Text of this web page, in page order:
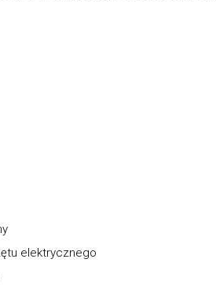
elektrycznego